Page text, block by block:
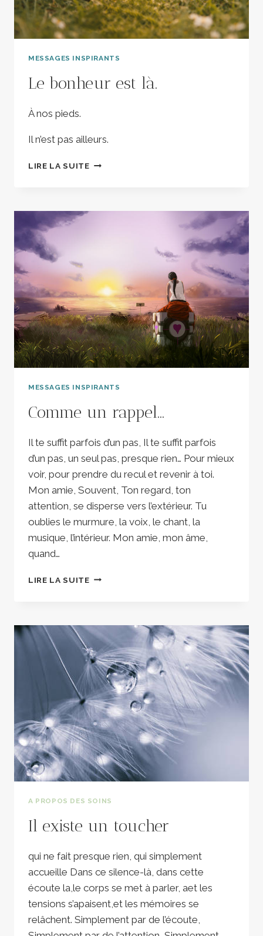
MESSAGES INSPIRANTS
Le bonheur est là.
À nos pieds.
Il n’est pas ailleurs.
LIRE LA SUITELE
MESSAGES INSPIRANTS
Comme un rappel…
Il te suffit parfois d’un pas, Il te suffit parfois
d’un pas, un seul pas, presque rien… Pour mieux
voir, pour prendre du recul et revenir à toi.
Mon amie, Souvent, Ton regard, ton
attention, se disperse vers l’extérieur. Tu
oublies le murmure, la voix, le chant, la
musique, l’intérieur. Mon amie, mon âme,
quand…
LIRE LA SUITECOMME
A PROPOS DES SOINS
Il existe un toucher
qui ne fait presque rien, qui simplement
accueille Dans ce silence-là, dans cette
écoute la,le corps se met à parler, aet les
tensions s’apaisent,et les mémoires se
relâchent. Simplement par de l’écoute,